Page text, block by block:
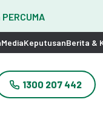
MediaKeputusanBerita &
1300 207 442